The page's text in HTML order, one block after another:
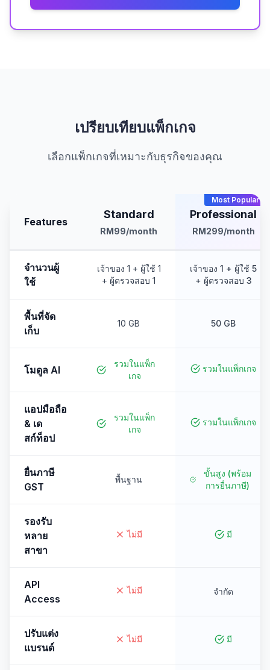
เปรียบเทียบแพ็กเกจ
เลือกแพ็กเกจที่เหมาะกับธุรกิจของคุณ
Features
Standard
RM99/month
Most Popular
Professional
RM299/month
จำนวนผู้
ใช้
เจ้าของ 1 + ผู้ใช้ 1
+ ผู้ตรวจสอบ 1
เจ้าของ 1 + ผู้ใช้ 5
+ ผู้ตรวจสอบ 3
พื้นที่จัด
เก็บ
10 GB 50 GB
โมดูล AI
รวมในแพ็ก
เกจ
รวมในแพ็กเกจ
แอปมือถือ
& เด
สก์ท็อป
รวมในแพ็ก
เกจ
รวมในแพ็กเกจ
ยื่นภาษี
GST
พื้นฐาน
ขั้นสูง (พร้อม
การยื่นภาษี)
รองรับ
หลาย
สาขา
ไม่มี มี
API
Access
ไม่มี จำกัด
ปรับแต่ง
แบรนด์
ไม่มี มี